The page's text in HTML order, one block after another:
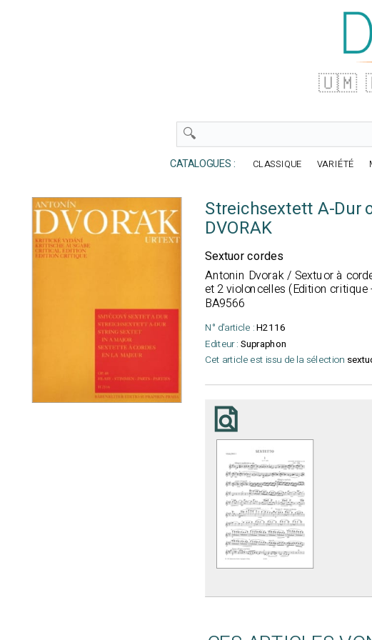
🇺🇲
CATALOGUES : CLASSIQUE VARIÉTÉ
Streichsextett A-Dur
DVORAK
Sextuor cordes
Antonin Dvorak/ Sextuor à
et 2 violoncelles (Edition critique
BA9566
N° d'article :H2116
Editeur : Supraphon
Cet article est issu de la sélection